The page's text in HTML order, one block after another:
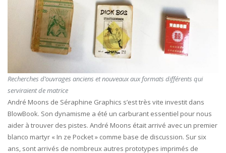
Recherches d’ouvrages anciens et nouveaux aux formats différents qui
serviraient de matrice
André Moons de Séraphine Graphics s’est très vite investit dans
BlowBook. Son dynamisme a été un carburant essentiel pour nous
aider à trouver des pistes. André Moons était arrivé avec un premier
blanco martyr « In ze Pocket » comme base de discussion. Sur six
ans, sont arrivés de nombreux autres prototypes imprimés de